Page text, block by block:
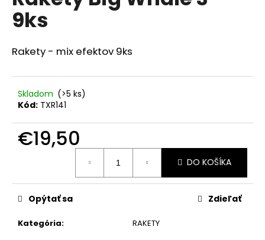
0,0
z
hviezdičiek.
9ks
Rakety - mix efektov 9ks
Skladom (>5 ks)
Kód: TXR141
€19,50
DO KOŠÍKA
Kategória: RAKETY
Opýtať sa Zdieľať
á
j
s
ť
?
O
d
o